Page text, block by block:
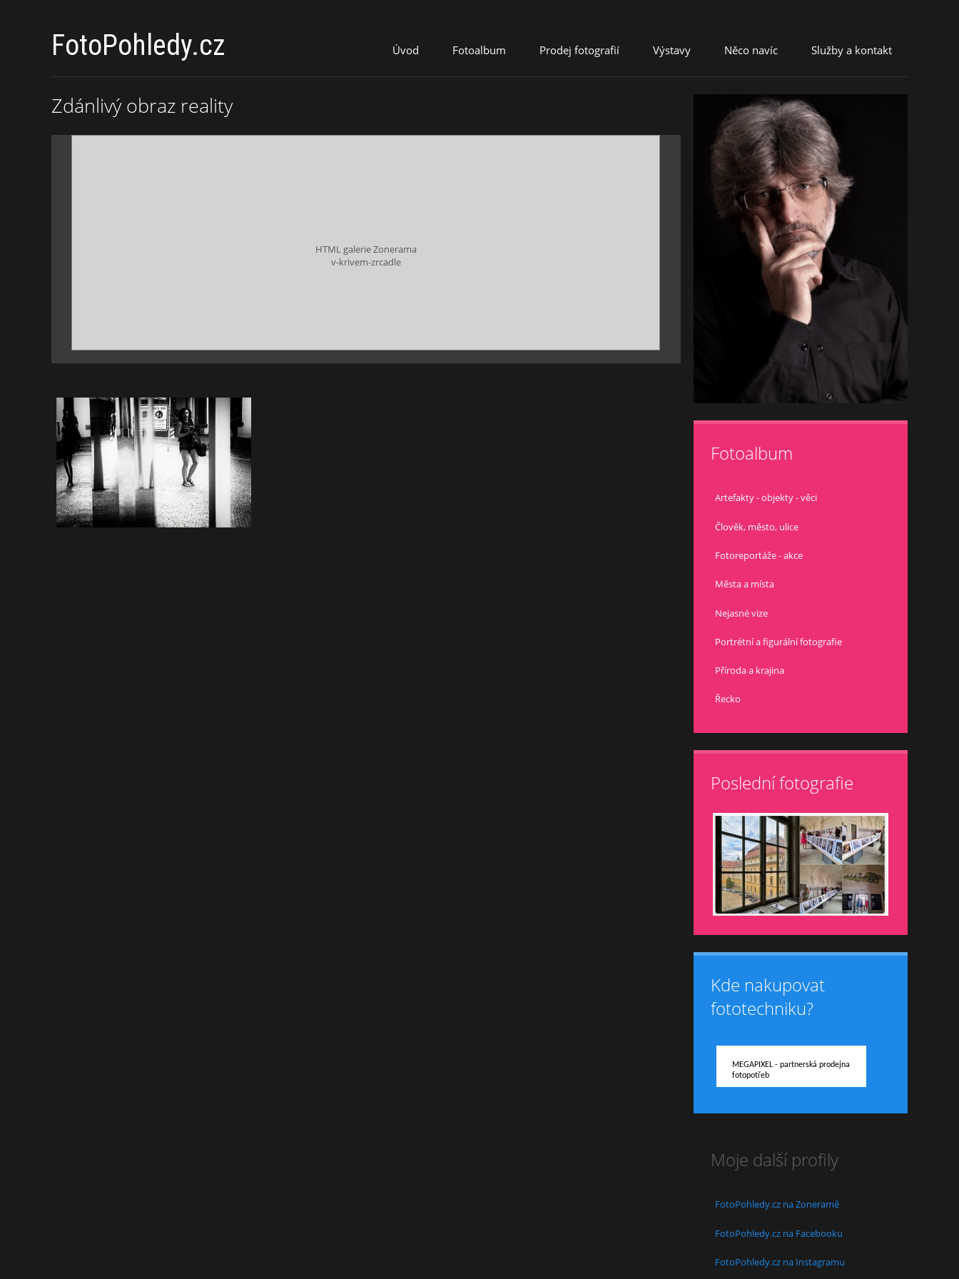
FotoPohledy.cz Úvod Fotoalbum Prodej fotografií Výstavy Něco navíc Služby a kontakt
Zdánlivý obraz reality
HTML galerie Zonerama
v-krivem-zrcadle
Fotoalbum
Artefakty - objekty - věci
Člověk, město, ulice
Fotoreportáže - akce
Města a místa
Nejasné vize
Portrétní a figurální fotografie
Příroda a krajina
Řecko
Poslední fotografie
Kde nakupovat
fototechniku?
MEGAPIXEL - partnerská prodejna
fotopotřeb
Moje další profily
FotoPohledy.cz na Zoneramě
FotoPohledy.cz na Facebooku
FotoPohledy.cz na Instagramu